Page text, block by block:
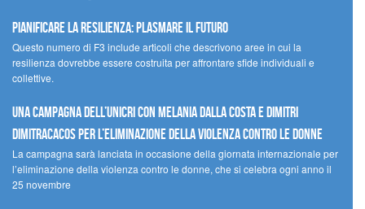
Pianificare la resilienza: plasmare il futuro
Questo numero di F3 include articoli che descrivono aree in cui la
resilienza dovrebbe essere costruita per affrontare sfide individuali e
collettive.
Una campagna dell’UNICRI con Melania Dalla Costa e Dimitri
Dimitracacos per l’eliminazione della violenza contro le donne
La campagna sarà lanciata in occasione della giornata internazionale per
l’eliminazione della violenza contro le donne, che si celebra ogni anno il
25 novembre